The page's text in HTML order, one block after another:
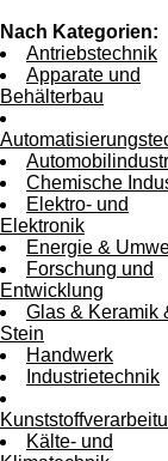
Nach Kategorien:
Antriebstechnik
Apparate und
Behälterbau
Chemische
Elektro- und
Elektronik
Energie &
Forschung und
Entwicklung
Glas & Keramik
Stein
Handwerk
Industrietechnik
Kälte- und